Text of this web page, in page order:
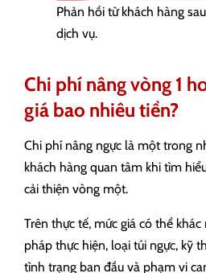
Phản hồi từ khách hàng
dịch vụ.
Chi phí nâng vòng 1
giá bao nhiêu tiền?
Chi phí nâng ngực là một trong
khách hàng quan tâm khi tìm
cải thiện vòng một.
Trên thực tế, mức giá có thể
pháp thực hiện, loại túi ngực, kỹ
tình trạng ban đầu và phạm vi